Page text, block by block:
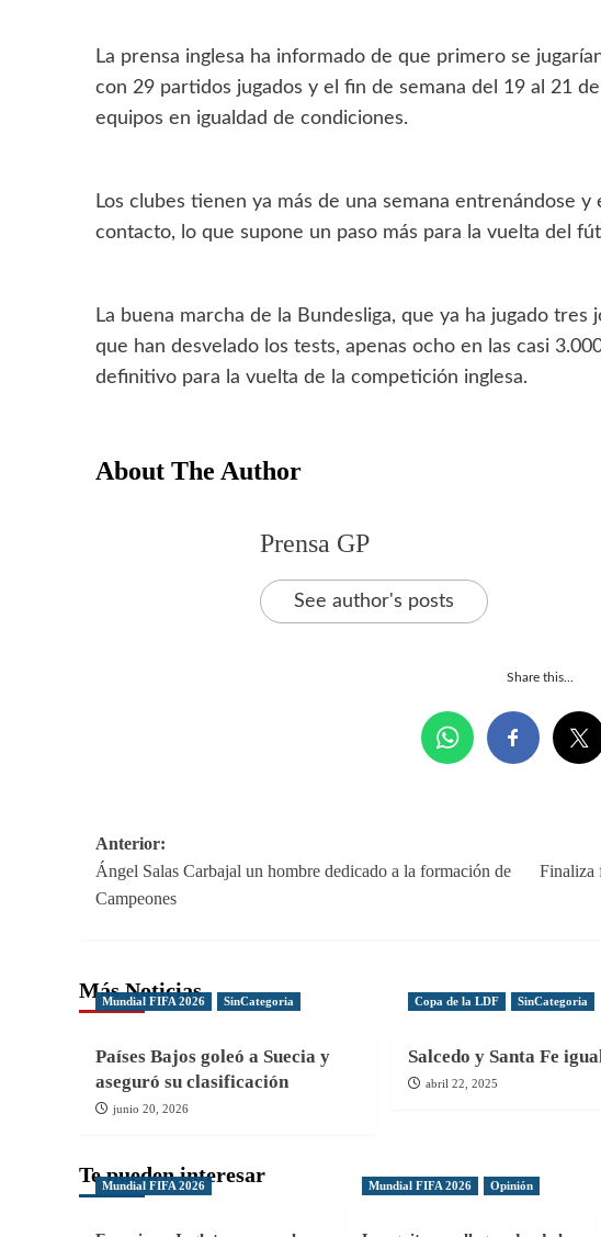
La prensa inglesa ha informado de que primero se
con 29 partidos jugados y el fin de semana del 19 al 21
equipos en igualdad de condiciones.
Los clubes tienen ya más de una semana entrenándose
contacto, lo que supone un paso más para la vuelta del
La buena marcha de la Bundesliga, que ya ha jugado
que han desvelado los tests, apenas ocho en las casi
definitivo para la vuelta de la competición inglesa.
About The Author
Prensa GP
See author's posts
Share this...
Navegación
de
entradas
Anterior:
Ángel Salas Carbajal un hombre dedicado a la formación de
Campeones
Finaliza
Más Noticias
Mundial FIFA 2026 SinCategoria
Países Bajos goleó a Suecia y
aseguró su clasificación
junio 20, 2026
Copa de la LDF SinCategoria
Salcedo y Santa Fe
abril 22, 2025
Te pueden interesar
Mundial FIFA 2026 Mundial FIFA 2026 Opinión